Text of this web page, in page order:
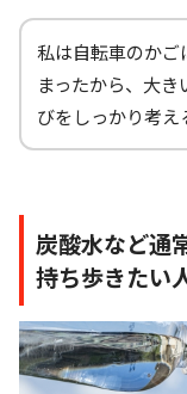
私は自転車のかご
まったから、大
びをしっかり考え
炭酸水など通
持ち歩きたい